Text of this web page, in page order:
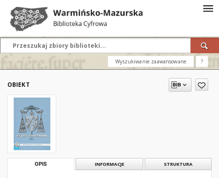
Wyszukiwanie zaawansowane ?
OBIEKT
OPIS INFORMACJE STRUKTURA